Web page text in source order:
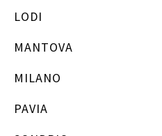
LODI
MANTOVA
MILANO
PAVIA